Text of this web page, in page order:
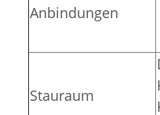
Anbindungen
Stauraum